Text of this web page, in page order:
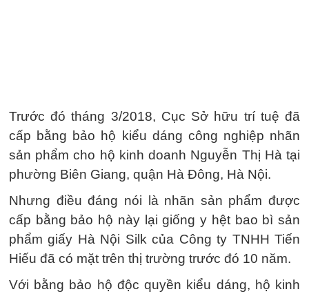
Trước đó tháng 3/2018, Cục Sở hữu trí tuệ đã
cấp bằng bảo hộ kiểu dáng công nghiệp nhãn
sản phẩm cho hộ kinh doanh Nguyễn Thị Hà tại
phường Biên Giang, quận Hà Đông, Hà Nội.
Nhưng điều đáng nói là nhãn sản phẩm được
cấp bằng bảo hộ này lại giống y hệt bao bì sản
phẩm giấy Hà Nội Silk của Công ty TNHH Tiến
Hiếu đã có mặt trên thị trường trước đó 10 năm.
Với bằng bảo hộ độc quyền kiểu dáng, hộ kinh